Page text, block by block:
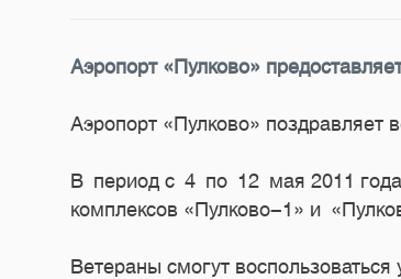
Аэропорт «Пулково»
Аэропорт «Пулково» поздравляет
В период с 4 по 12 мая 2011 года
комплексов «Пулково-1» и
Ветераны смогут